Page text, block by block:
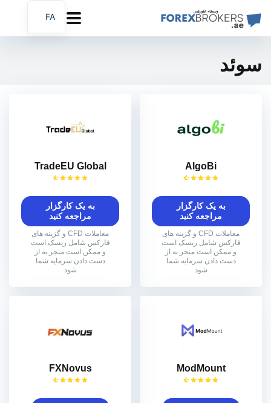
سوئد
AlgoBi
به یک کارگزار
مراجعه کنید
معاملات CFD و گزینه های
فارکس شامل ریسک است
و ممکن است منجر به از
دست دادن سرمایه شما
شود
TradeEU Global
به یک کارگزار
مراجعه کنید
معاملات CFD و گزینه های
فارکس شامل ریسک است
و ممکن است منجر به از
دست دادن سرمایه شما
شود
ModMount
FXNovus
FA
AR